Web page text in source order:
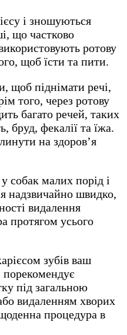
і зношуються
що частково
ротову
щоб їсти та пити.
щоб піднімати речі,
того, через ротову
багато речей, таких
бруд, фекалії та їжа.
на здоров’я
собак малих порід і
надзвичайно швидко,
видалення
протягом усього
зубів ваш
під загальною
видаленням хворих
процедура в